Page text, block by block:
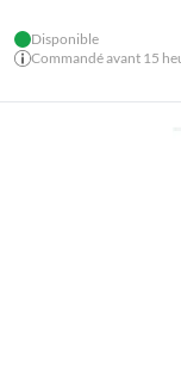
Disponible
Commandé avant 15